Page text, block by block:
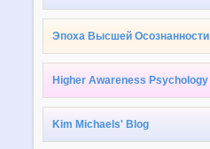
Эпоха Высшей Осознанности
Higher Awareness Psychology
Kim Michaels' Blog